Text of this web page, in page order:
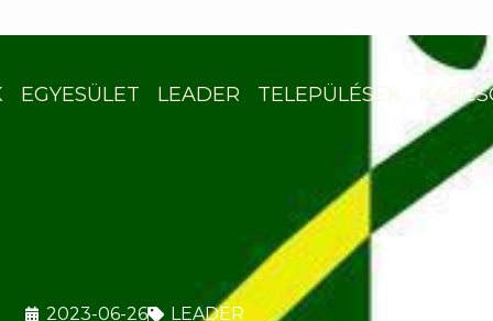
EGYESÜLET LEADER TELEPÜLÉSEK
2023-06-26 LEADER